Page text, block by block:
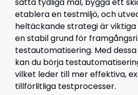
etablera en testmiljö, och
heltäckande strategi är
en stabil grund för
testautomatisering. Med
kan du börja
vilket leder till mer effektiva,
tillförlitliga testprocesser.